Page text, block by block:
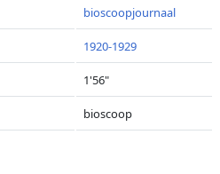
bioscoopjournaal
1920-1929
1'56"
bioscoop